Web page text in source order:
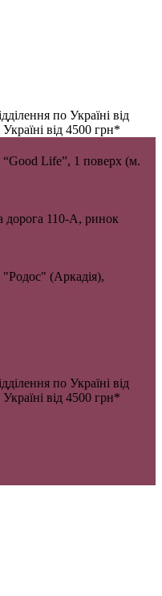
по Україні від
від 4500 грн*
Life”, 1 поверх (м.
дорога 110-А, ринок
(Аркадія),
по Україні від
від 4500 грн*